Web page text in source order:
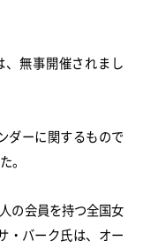
無事開催されまし
ダーに関するもので
。
の会員を持つ全国女
・バーク氏は、オー